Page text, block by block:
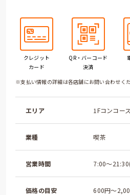
クレジット
カード
QR・バーコード
決済
※支払い情報の詳細は各店舗にお問い合わせくだ
エリア 1Fコンコース
業種 喫茶
営業時間 7:00～
価格の目安 600円～